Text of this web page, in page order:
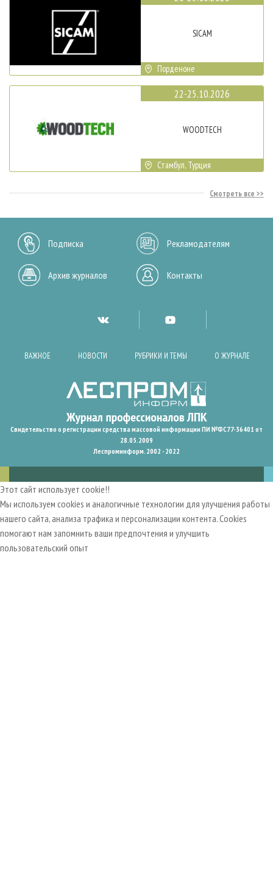
SICAM
Порденоне
22-25.10.2026
WOODTECH
Стамбул, Турция
Смотреть все
Подписка Рекламодателям
Архив журналов Контакты
ВАЖНОЕ НОВОСТИ РУБРИКИ И ТЕМЫ О ЖУРНАЛЕ
Свидетельство о регистрации средства массовой информации ПИ №ФС77-36401 от
28.05.2009
Леспроминформ. 2002 - 2022
Этот сайт использует cookie!!
Мы используем cookies и аналогичные технологии для улучшения работы
нашего сайта, анализа трафика и персонализации контента. Cookies
помогают нам запомнить ваши предпочтения и улучшить
пользовательский опыт